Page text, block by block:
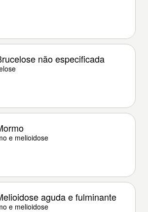
não especificada
e melioidose
aguda e fulminante
e melioidose